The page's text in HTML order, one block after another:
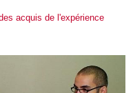
acquis de l'expérience